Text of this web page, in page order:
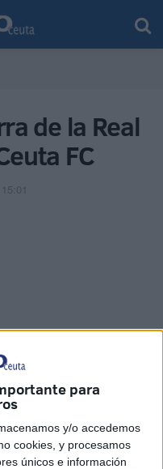
para
y/o accedemos
cookies, y procesamos
únicos e información
de la Real
FC